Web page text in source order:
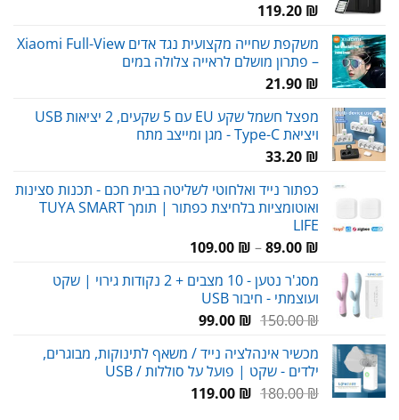
119.20 ₪
משקפת שחייה מקצועית נגד אדים Xiaomi Full-View
– פתרון מושלם לראייה צלולה במים
21.90 ₪
מפצל חשמל שקע EU עם 5 שקעים, 2 יציאות USB
ויציאת Type-C - מגן ומייצב מתח
33.20 ₪
כפתור נייד ואלחוטי לשליטה בבית חכם - תכנות סצינות
ואוטומציות בלחיצת כפתור | תומך TUYA SMART
LIFE
89.00 ₪
–
109.00 ₪
מסג'ר נטען - 10 מצבים + 2 נקודות גירוי | שקט
ועוצמתי - חיבור USB
150.00₪
המחיר
היה:
150.00 ₪.
99.00 ₪
המחיר
הוא:
99.00 ₪.
מכשיר אינהלציה נייד / משאף לתינוקות, מבוגרים,
ילדים - שקט | פועל על סוללות / USB
180.00₪
המחיר119.00 ₪
המחיר